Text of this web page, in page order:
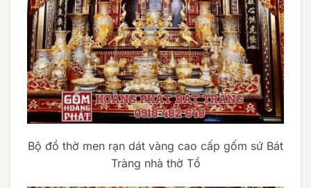
Bộ đồ thờ men rạn dát vàng cao cấp gốm sứ Bát
Tràng nhà thờ Tổ